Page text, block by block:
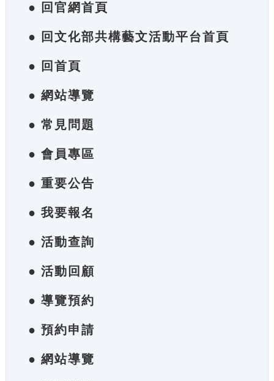
● 回官網首頁
● 回文化部共構藝文活動平台首頁
● 回首頁
● 網站導覽
● 常見問題
● 會員專區
● 重要公告
● 我要報名
● 活動查詢
● 活動回顧
● 導覽預約
● 預約申請
● 網站導覽